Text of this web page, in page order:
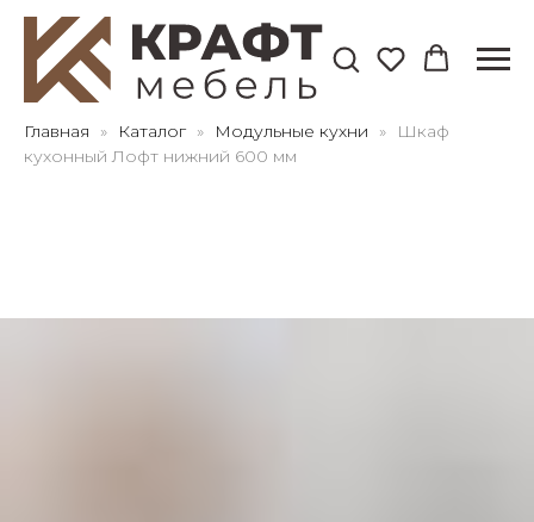
Главная Каталог Модульные кухни
Шкаф
кухонный Лофт нижний 600 мм